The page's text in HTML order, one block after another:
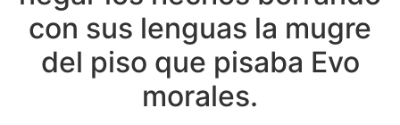
con sus lenguas la mugre
del piso que pisaba Evo
morales.